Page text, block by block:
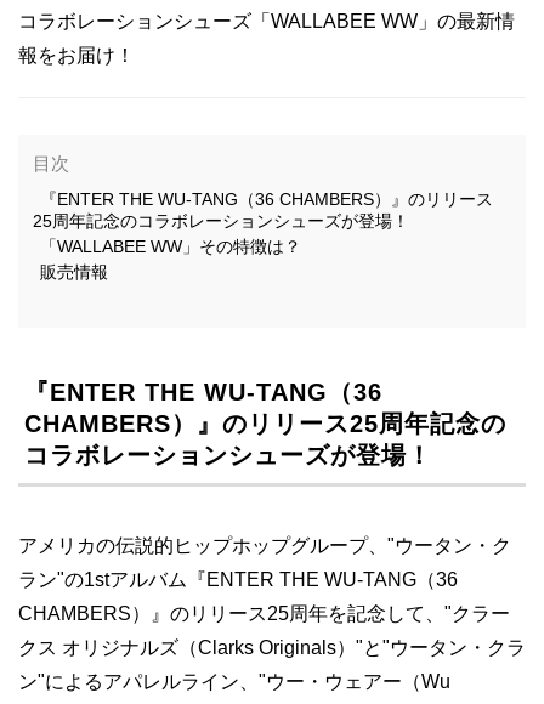
コラボレーションシューズ「WALLABEE WW」の最新情
報をお届け！
目次
『ENTER THE WU-TANG（36 CHAMBERS）』のリリース
25周年記念のコラボレーションシューズが登場！
「WALLABEE WW」その特徴は？
販売情報
『ENTER THE WU-TANG（36
CHAMBERS）』のリリース25周年記念の
コラボレーションシューズが登場！
アメリカの伝説的ヒップホップグループ、"ウータン・ク
ラン"の1stアルバム『ENTER THE WU-TANG（36
CHAMBERS）』のリリース25周年を記念して、"クラー
クス オリジナルズ（Clarks Originals）"と"ウータン・クラ
ン"によるアパレルライン、"ウー・ウェアー（Wu